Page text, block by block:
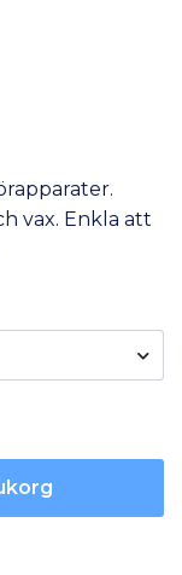
vax. Enkla att